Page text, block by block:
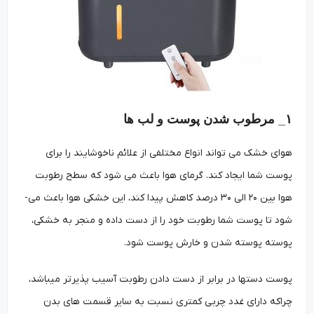
هوای خشک می تواند انواع مختلفی از علائم ناخوشایند را برای
پوست شما ایجاد کند. گرمای هوا باعث می شود که سطح رطوبت
هوا بین ۲۰ الی ۳۰ درصد کاهش پیدا کند، این خشکی هوا باعث می­
شود تا پوست شما رطوبت خود را از دست داده و منجر به خشکی،
پوسته پوسته شدن و خارش پوست شود.
پوست دست­ها در برابر از دست دادن رطوبت آسیب پذیرتر می­باشد،
چراکه دارای غدد چربی کمتری نسبت به سایر قسمت های بدن